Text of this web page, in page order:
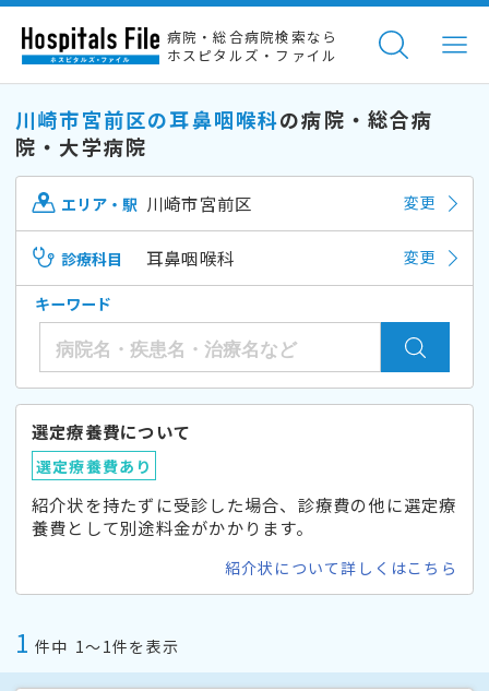
病院・総合病院検索なら
ホスピタルズ・ファイル
川崎市宮前区の耳鼻咽喉科の病院・総合病
院・大学病院
エリア・駅 川崎市宮前区 変更
診療科目 耳鼻咽喉科 変更
キーワード
選定療養費について
選定療養費あり
紹介状を持たずに受診した場合、診療費の他に選定療
養費として別途料金がかかります。
紹介状について詳しくはこちら
1 件中 1〜1件を表示